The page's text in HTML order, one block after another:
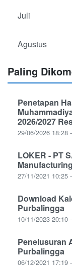
Juli
Agustus
Paling
Penetapan
2026/2027
29/06/2026 18:28
LOKER - PT
27/11/2021 10:25
Download
Purbalingga
10/11/2023 20:10
Penelusuran
Purbalingga
06/12/2021 17:19